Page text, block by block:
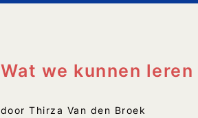
Wat we kunnen
door Thirza Van den Broek